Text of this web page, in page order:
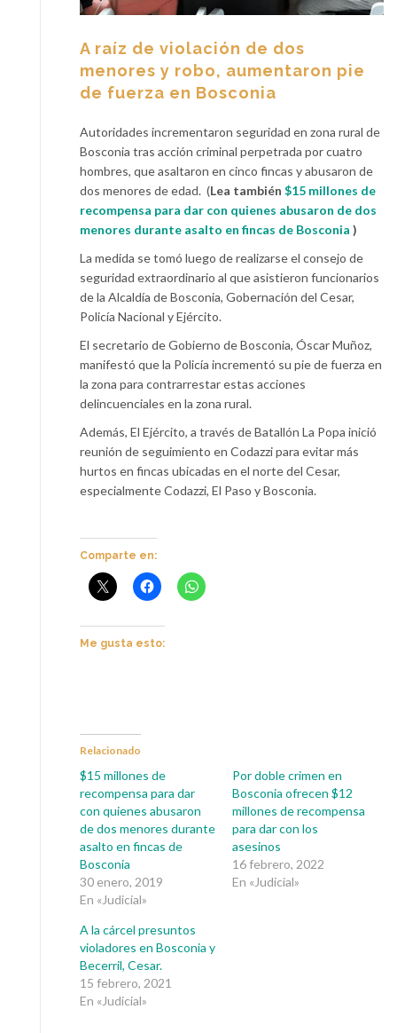
A raíz de violación de dos
menores y robo, aumentaron pie
de fuerza en Bosconia
Autoridades incrementaron seguridad en zona rural de
Bosconia tras acción criminal perpetrada por cuatro
hombres, que asaltaron en cinco fincas y abusaron de
dos menores de edad. (Lea también $15 millones de
recompensa para dar con quienes abusaron de dos
menores durante asalto en fincas de Bosconia )
La medida se tomó luego de realizarse el consejo de
seguridad extraordinario al que asistieron funcionarios
de la Alcaldía de Bosconia, Gobernación del Cesar,
Policía Nacional y Ejército.
El secretario de Gobierno de Bosconia, Óscar Muñoz,
manifestó que la Policía incrementó su pie de fuerza en
la zona para contrarrestar estas acciones
delincuenciales en la zona rural.
Además, El Ejército, a través de Batallón La Popa inició
reunión de seguimiento en Codazzi para evitar más
hurtos en fincas ubicadas en el norte del Cesar,
especialmente Codazzi, El Paso y Bosconia.
Comparte en:
Me gusta esto:
Relacionado
$15 millones de
recompensa para dar
con quienes abusaron
de dos menores durante
asalto en fincas de
Bosconia
30 enero, 2019
En «Judicial»
Por doble crimen en
Bosconia ofrecen $12
millones de recompensa
para dar con los
asesinos
16 febrero, 2022
En «Judicial»
A la cárcel presuntos
violadores en Bosconia y
Becerril, Cesar.
15 febrero, 2021
En «Judicial»